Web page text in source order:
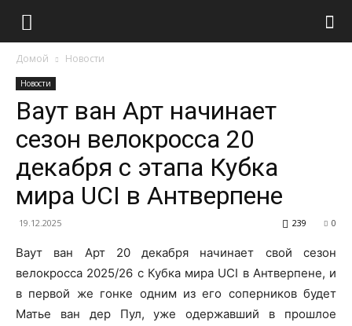
Домой Новости
Новости
Ваут ван Арт начинает
сезон велокросса 20
декабря с этапа Кубка
мира UCI в Антверпене
19.12.2025 0
239
Ваут ван Арт 20 декабря начинает свой сезон
велокросса 2025/26 с Кубка мира UCI в Антверпене, и
в первой же гонке одним из его соперников будет
Матье ван дер Пул, уже одержавший в прошлое